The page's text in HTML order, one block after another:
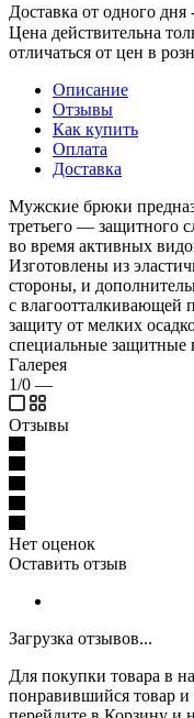
Доставка от одного дня
Цена действительна
отличаться от цен в
Описание
Отзывы
Как купить
Оплата
Доставка
Мужские брюки
третьего — защитного
во время активных
Изготовлены из
стороны, и
с влагоотталкивающей
защиту от мелких
специальные защитные
Галерея
1/0 —
Отзывы
Нет оценок
Оставить отзыв
Загрузка отзывов...
Для покупки товара в
понравившийся товар и